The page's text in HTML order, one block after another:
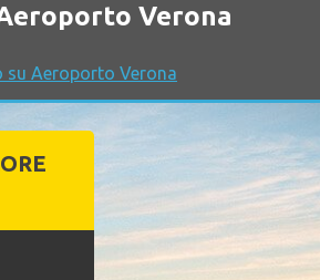
Verona
su Aeroporto Verona